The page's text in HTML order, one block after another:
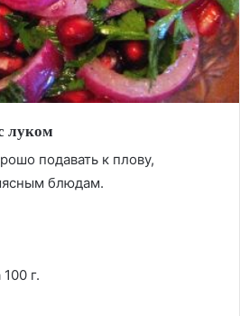
луком
подавать к плову,
блюдам.
г.